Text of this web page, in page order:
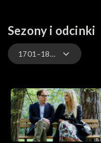
Sezony i odcinki
1701–1800
3201-3300
3101-3200